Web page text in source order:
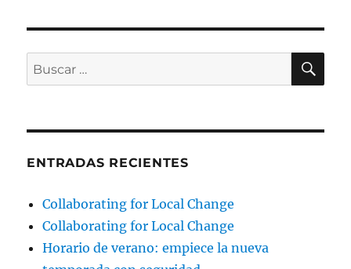
Buscar
por:
ENTRADAS RECIENTES
Collaborating for Local Change
Collaborating for Local Change
Horario de verano: empiece la nueva